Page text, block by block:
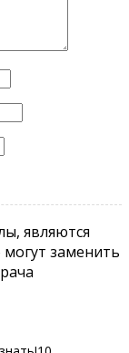
являются
заменить